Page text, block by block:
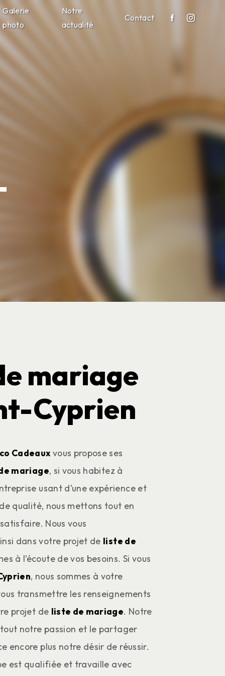
Galerie
photo
Notre
actualité
Contact
mariage
Cyprien
Cadeauxvous propose ses
mariage, si vous habitez à
usant d’une expérience et
qualité, nous mettons tout en
Nous vous
dans votre projet de liste de
à l’écoute de vos besoins. Si vous
, nous sommes à votre
transmettre les renseignements
projet de liste de mariage. Notre
notre passion et le partager
encore plus notre désir de réussir.
est qualifiée et travaille avec